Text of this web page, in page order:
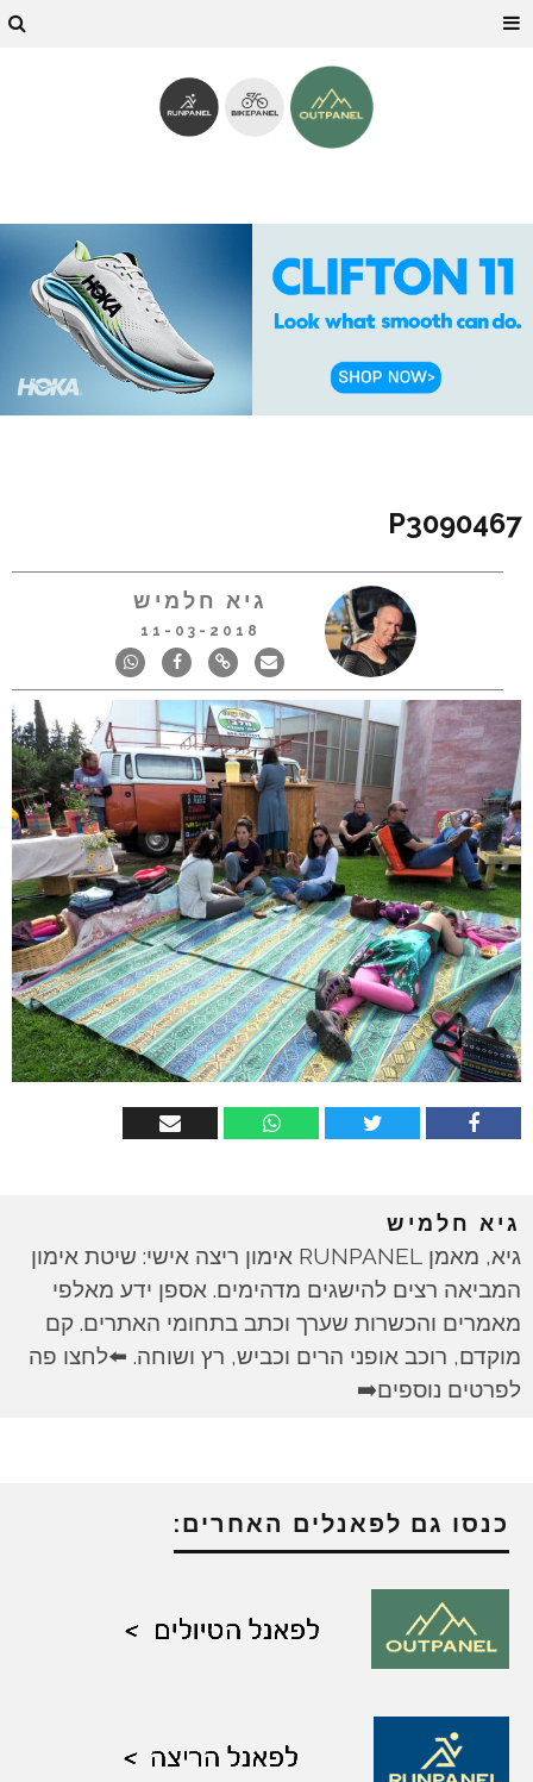
P3090467
גיא חלמיש
11-03-2018
גיא חלמיש
גיא, מאמן RUNPANEL אימון ריצה אישי: שיטת אימון
המביאה רצים להישגים מדהימים. אספן ידע מאלפי
מאמרים והכשרות שערך וכתב בתחומי האתרים. קם
מוקדם, רוכב אופני הרים וכביש, רץ ושוחה. ⬅️לחצו פה
לפרטים נוספים➡️
כנסו גם לפאנלים האחרים: